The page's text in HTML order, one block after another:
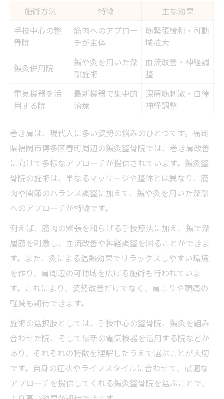
施術方法 特徴
主な効果
手技中心の整
骨院
筋肉へのアプロー
チが主体
筋緊張緩和・可動
域拡大
鍼灸併用院
鍼や灸を用いた深
部施術
血流改善・神経調
整
電気機器を活
用する院
最新機器で集中的
治療
深層筋刺激・自律
神経調整
巻き肩は、現代人に多い姿勢の悩みのひとつです。福岡
県福岡市博多区春町周辺の鍼灸整骨院では、巻き肩改善
に向けて多様なアプローチが提供されています。鍼灸整
骨院の施術は、単なるマッサージや整体とは異なり、筋
肉や関節のバランス調整に加えて、鍼や灸を用いた深部
へのアプローチが特徴です。
例えば、筋肉の緊張を和らげる手技療法に加え、鍼で深
層筋を刺激し、血流改善や神経調整を図ることができま
す。また、灸による温熱効果でリラックスしやすい環境
を作り、肩周辺の可動域を広げる施術も行われていま
す。これにより、姿勢改善だけでなく、肩こりや頭痛の
軽減も期待できます。
施術の選択肢としては、手技中心の整骨院、鍼灸を組み
合わせた院、そして最新の電気機器を活用する院などが
あり、それぞれの特徴を理解したうえで選ぶことが大切
です。自身の症状やライフスタイルに合わせて、最適な
アプローチを提供してくれる鍼灸整骨院を選ぶことで、